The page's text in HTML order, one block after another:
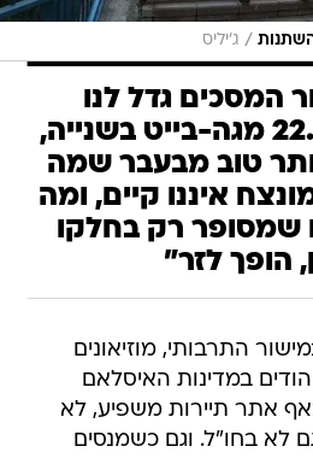
/ ג'יליס
המסכים גדל לנו
במהירות של 22.6 מגה-בייט בשנייה,
טוב מבעבר שמה
איננו קיים, ומה
שמסופר רק בחלקו
הופך לזר"
התרבותי, מוזיאונים
במדינות האיסלאם
אתר תיירות משפיע, לא
לא בחו"ל. וגם כשמנסים